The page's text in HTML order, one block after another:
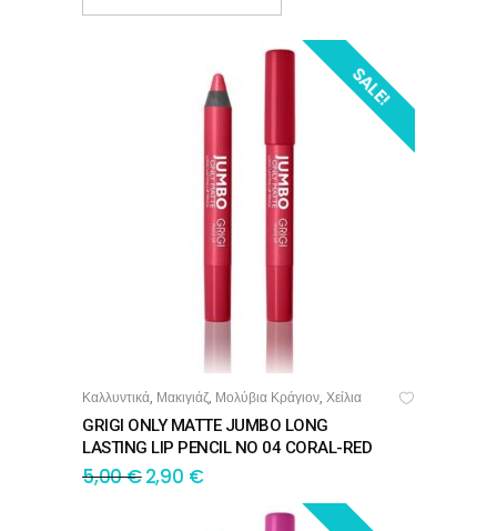
SALE!
ΠΡΟΣΘΉΚΗ ΣΤΟ ΚΑΛΆΘΙ
Καλλυντικά, Μακιγιάζ, Μολύβια Κράγιον, Χείλια
GRIGI ONLY MATTE JUMBO LONG
LASTING LIP PENCIL NO 04 CORAL-RED
5,00€2,90 €